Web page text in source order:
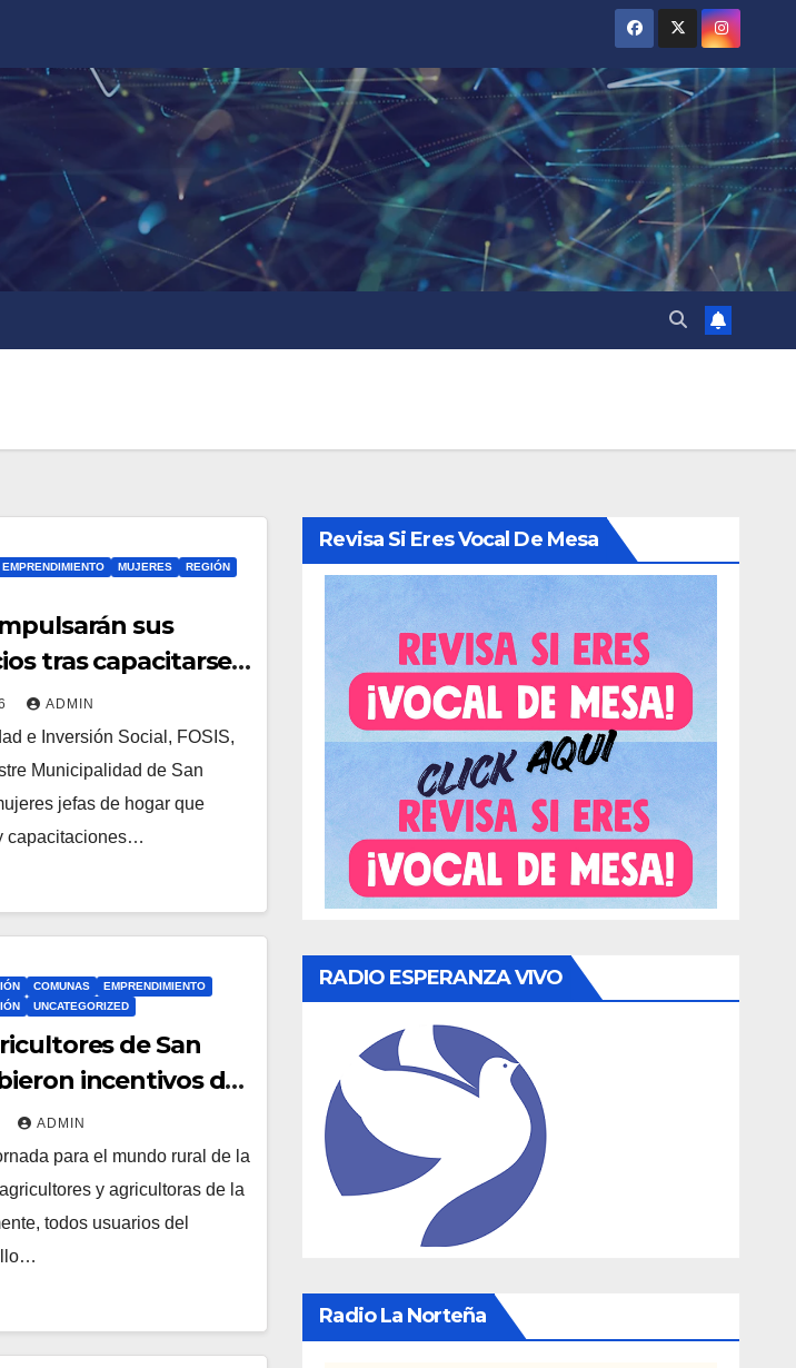
EMPRENDIMIENTO MUJERES
REGIÓN
sus
tras capacitarse
ADMIN
e Inversión Social, FOSIS,
Municipalidad de San
jefas de hogar que
capacitaciones…
COMUNAS
EMPRENDIMIENTO
UNCATEGORIZED
de San
incentivos de
la pequeña
ADMIN
para el mundo rural de la
y agricultoras de la
todos usuarios del
Revisa Si Eres Vocal De Mesa
RADIO ESPERANZA VIVO
Radio La Norteña